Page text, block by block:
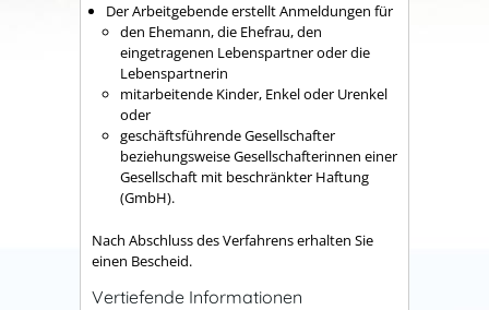
Der Arbeitgebende erstellt Anmeldungen für
den Ehemann, die Ehefrau, den
eingetragenen Lebenspartner oder die
Lebenspartnerin
mitarbeitende Kinder, Enkel oder Urenkel
oder
geschäftsführende Gesellschafter
beziehungsweise Gesellschafterinnen einer
Gesellschaft mit beschränkter Haftung
(GmbH).
Nach Abschluss des Verfahrens erhalten Sie
einen Bescheid.
Vertiefende Informationen